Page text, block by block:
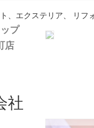
、エクステリア、 リ
プ
店